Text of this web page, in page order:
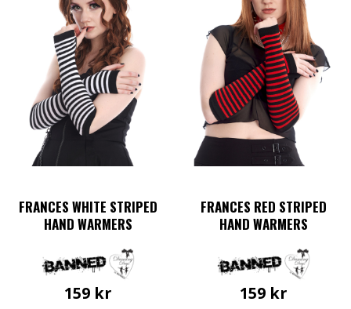
FRANCES WHITE STRIPED
HAND WARMERS
159 kr
FRANCES RED STRIPED
HAND WARMERS
159 kr